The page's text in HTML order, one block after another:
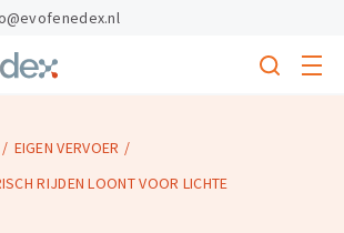
Search
EIGEN VERVOER
RIJDEN LOONT VOOR LICHTE